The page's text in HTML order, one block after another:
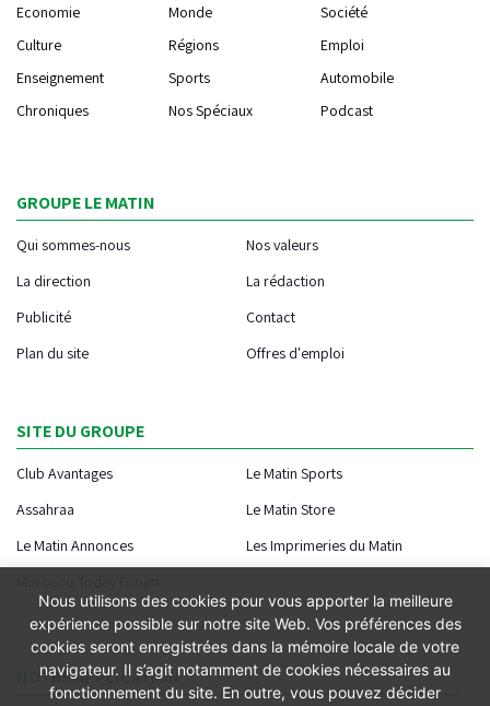
Economie
Monde
Société
Culture
Régions
Emploi
Enseignement
Sports
Automobile
Chroniques
Nos Spéciaux Podcast
GROUPE LE MATIN
Qui sommes-nous
Nos valeurs
La direction
La rédaction
Publicité
Contact
Plan du site
Offres d'emploi
SITE DU GROUPE
Club Avantages
Le Matin Sports
Assahraa
Le Matin Store
Le Matin Annonces
Les Imprimeries du Matin
NOTRE APPLICATION
Nous utilisons des cookies pour vous apporter la meilleure
expérience possible sur notre site Web. Vos préférences des
cookies seront enregistrées dans la mémoire locale de votre
navigateur. Il s’agit notamment de cookies nécessaires au
fonctionnement du site. En outre, vous pouvez décider